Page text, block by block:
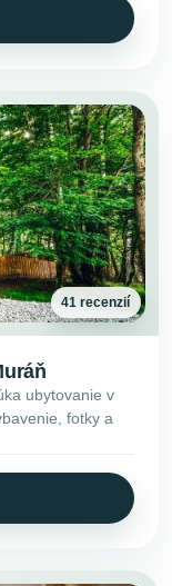
41 recenzií
ubytovanie v
fotky a